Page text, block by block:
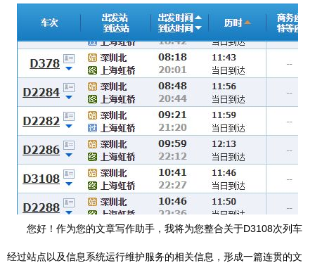
您好！作为您的文章写作助手，我将为您整合关于D3108次列车
经过站点以及信息系统运行维护服务的相关信息，形成一篇连贯的文